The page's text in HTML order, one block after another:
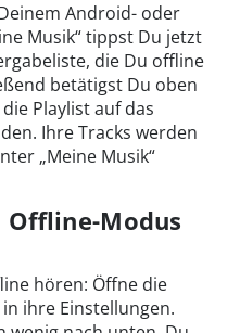
Android- oder
Musik“ tippst Du jetzt
die Du offline
betätigst Du oben
Playlist auf das
Ihre Tracks werden
„Meine Musik“
Offline-Modus
hören: Öffne die
ihre Einstellungen.